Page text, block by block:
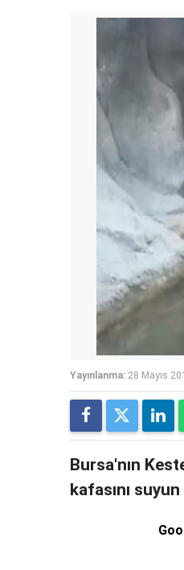
Yayınlanma: 28 Mayıs
Bursa'nın
kafasını